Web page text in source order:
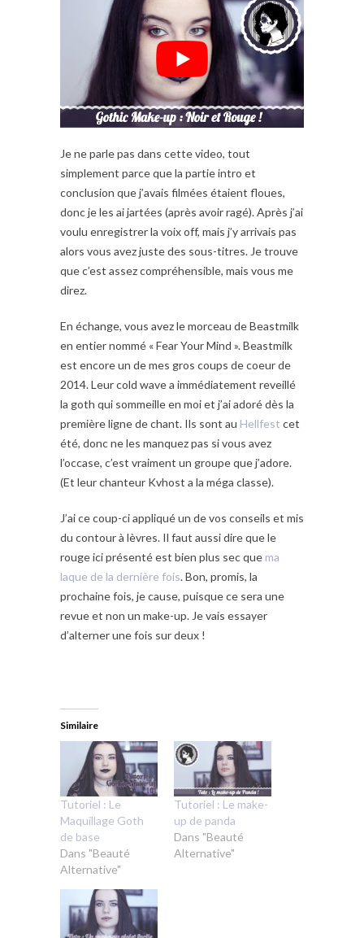
Je ne parle pas dans cette video, tout
simplement parce que la partie intro et
conclusion que j’avais filmées étaient floues,
donc je les ai jartées (après avoir ragé). Après j’ai
voulu enregistrer la voix off, mais j’y arrivais pas
alors vous avez juste des sous-titres. Je trouve
que c’est assez compréhensible, mais vous me
direz.
En échange, vous avez le morceau de Beastmilk
en entier nommé « Fear Your Mind ». Beastmilk
est encore un de mes gros coups de coeur de
2014. Leur cold wave a immédiatement reveillé
la goth qui sommeille en moi et j’ai adoré dès la
première ligne de chant. Ils sont au Hellfest cet
été, donc ne les manquez pas si vous avez
l’occase, c’est vraiment un groupe que j’adore.
(Et leur chanteur Kvhost a la méga classe).
J’ai ce coup-ci appliqué un de vos conseils et mis
du contour à lèvres. Il faut aussi dire que le
rouge ici présenté est bien plus sec que ma
laque de la dernière fois. Bon, promis, la
prochaine fois, je cause, puisque ce sera une
revue et non un make-up. Je vais essayer
d’alterner une fois sur deux !
Similaire
Tutoriel : Le
Maquillage Goth
de base
Dans "Beauté
Alternative"
Tutoriel : Le make-
up de panda
Dans "Beauté
Alternative"